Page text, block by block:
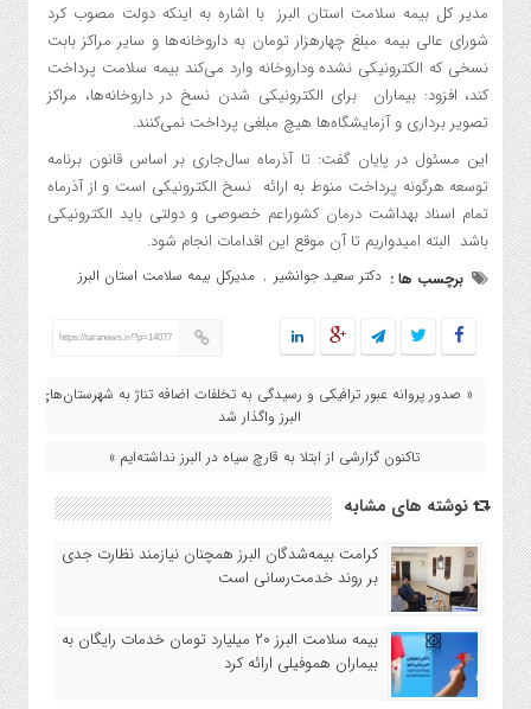
مدیر کل بیمه سلامت استان البرز با اشاره به اینکه دولت مصوب کرد
شورای عالی بیمه مبلغ چهارهزار تومان به داروخانه‌ها و سایر مراکز بابت
نسخی که الکترونیکی نشده وداروخانه وارد می‌کند بیمه سلامت پرداخت
کند، افزود: بیماران برای الکترونیکی شدن نسخ در داروخانه‌ها،‌ مراکز
تصویر برداری و آزمایشگاه‌ها هیچ مبلغی پرداخت نمی‌کنند.
این مسئول در پایان گفت: تا آذرماه سال‌جاری بر اساس قانون برنامه
توسعه هرگونه پرداخت منوط به ارائه نسخ الکترونیکی است و از آذرماه
تمام اسناد بهداشت درمان کشوراعم خصوصی و دولتی باید الکترونیکی
باشد البته امیدواریم تا آن موقع این اقدامات انجام شود.
برچسب ها : دکتر سعید جوانشیر , مدیرکل بیمه سلامت استان البرز
https://taranews.ir/?p=14077
« صدور پروانه عبور ترافیکی و رسیدگی به تخلفات اضافه تناژ به شهرستان‌های
البرز واگذار شد
تاکنون گزارشی از ابتلا به قارچ سیاه در البرز نداشته‌ایم »
نوشته های مشابه
کرامت بیمه‌شدگان البرز همچنان نیازمند نظارت جدی
بر روند خدمت‌رسانی است
بیمه سلامت البرز ۲۰ میلیارد تومان خدمات رایگان به
بیماران هموفیلی ارائه کرد